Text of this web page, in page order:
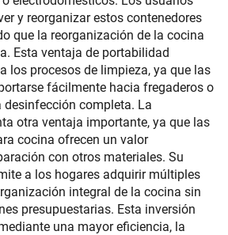
y reorganizar estos contenedores
que la reorganización de la cocina
Esta ventaja de portabilidad
los procesos de limpieza, ya que las
fácilmente hacia fregaderos o
completa. La
otra ventaja importante, ya que las
cocina ofrecen un valor
con otros materiales. Su
a los hogares adquirir múltiples
integral de la cocina sin
presupuestarias. Esta inversión
una mayor eficiencia, la